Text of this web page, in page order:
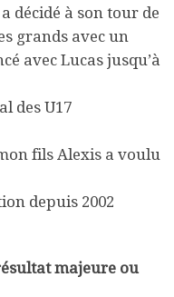
décidé à son tour de
grands avec un
avec Lucas jusqu’à
des U17
fils Alexis a voulu
depuis 2002
majeure ou